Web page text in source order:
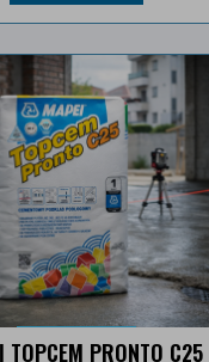
TOPCEM PRONTO C25